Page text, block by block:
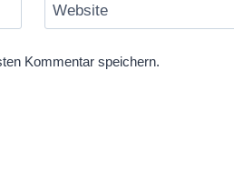
Website
Kommentar speichern.